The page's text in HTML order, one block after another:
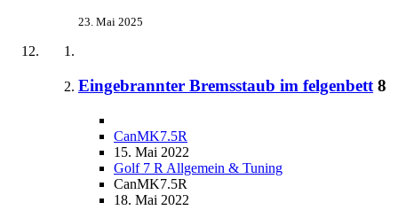
23. Mai 2025
Eingebrannter Bremsstaub im felgenbett 8
CanMK7.5R
15. Mai 2022
Golf 7 R Allgemein & Tuning
CanMK7.5R
18. Mai 2022